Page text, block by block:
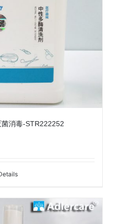
消毒-STR222252